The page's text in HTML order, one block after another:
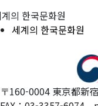
의 한국문화원
세계의 한국문화원
〒160-0004 東京都